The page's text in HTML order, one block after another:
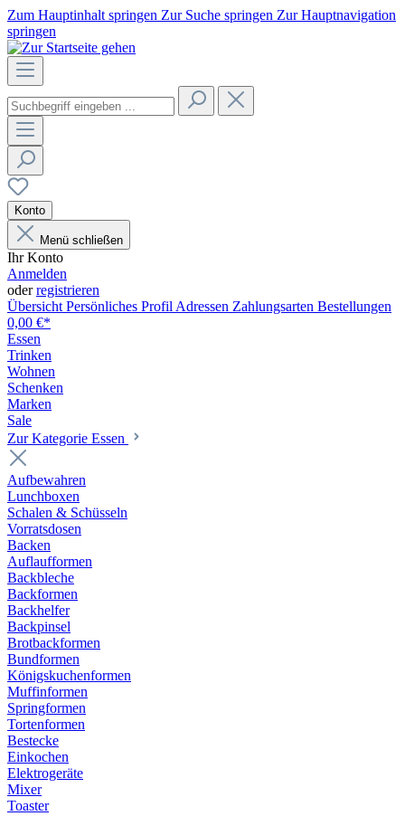
Zum Hauptinhalt springen Zur Suche springen Zur Hauptnavigation
springen
Konto
Menü schließen
Ihr Konto
Anmelden
oderregistrieren
Übersicht Persönliches Profil Adressen Zahlungsarten Bestellungen
0,00 €*
Essen
Trinken
Wohnen
Schenken
Marken
Sale
Zur Kategorie Essen
Aufbewahren
Lunchboxen
Schalen & Schüsseln
Vorratsdosen
Backen
Auflaufformen
Backbleche
Backformen
Backhelfer
Backpinsel
Brotbackformen
Bundformen
Königskuchenformen
Muffinformen
Springformen
Tortenformen
Bestecke
Einkochen
Elektrogeräte
Mixer
Toaster